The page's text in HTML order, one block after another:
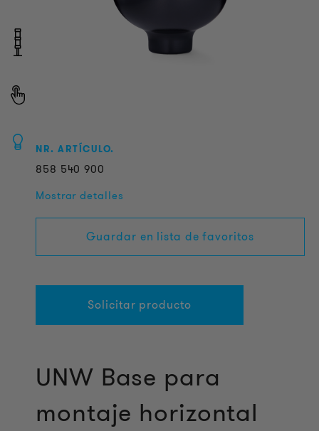
NR. ARTÍCULO.
858 540 900
Mostrar detalles
Guardar en lista de favoritos
Solicitar producto
UNW Base para
montaje horizontal